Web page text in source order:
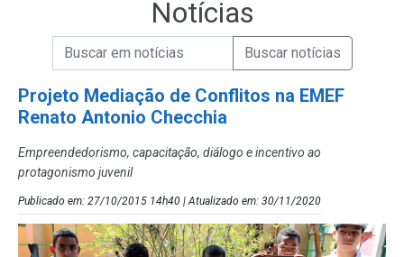
Notícias
Campo de Busca de Notícias
Campo de Busca de informaçõesEnviar a Busca de Notícias
Projeto Mediação de Conflitos na EMEF
Renato Antonio Checchia
Empreendedorismo, capacitação, diálogo e incentivo ao
protagonismo juvenil
Publicado em: 27/10/2015 14h40 | Atualizado em: 30/11/2020